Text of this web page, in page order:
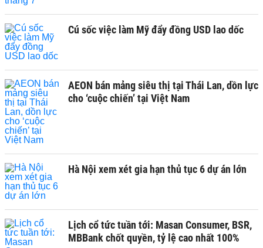
Cú sốc việc làm Mỹ đẩy đồng USD lao dốc
AEON bán mảng siêu thị tại Thái Lan, dồn lực
cho ‘cuộc chiến’ tại Việt Nam
Hà Nội xem xét gia hạn thủ tục 6 dự án lớn
Lịch cổ tức tuần tới: Masan Consumer, BSR,
MBBank chốt quyền, tỷ lệ cao nhất 100%